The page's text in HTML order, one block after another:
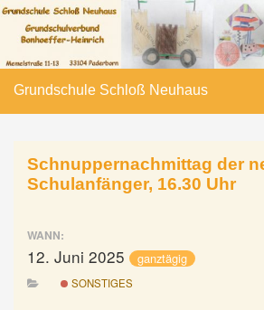
Grundschule Schloß Neuhaus
Schnuppernachmittag der
Schulanfänger, 16.30 Uhr
WANN:
12. Juni 2025 ganztägig
SONSTIGES